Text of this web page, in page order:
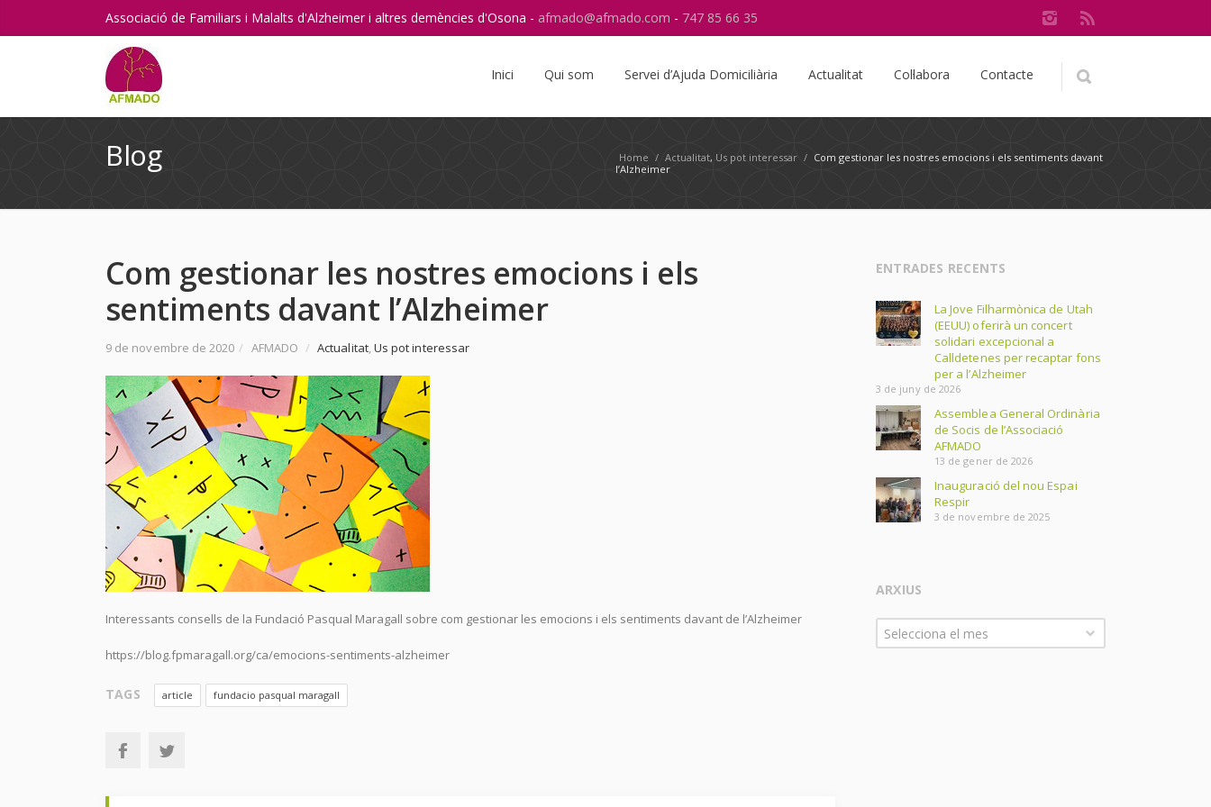
Associació de Familiars i Malalts d'Alzheimer i altres demències d'Osona - afmado@afmado.com - 747 85 66 35
Instagram
RSS
Inici Qui som Servei d’Ajuda Domiciliària Actualitat Col·labora Contacte
Home / Actualitat, Us pot interessar / Com gestionar les nostres emocions i els sentiments davant
l’Alzheimer
Blog
Com gestionar les nostres emocions i els
sentiments davant l’Alzheimer
9 de novembre de 2020 / AFMADO / Actualitat,Us pot interessar
Interessants consells de la Fundació Pasqual Maragall sobre com gestionar les emocions i els sentiments davant de l’Alzheimer
https://blog.fpmaragall.org/ca/emocions-sentiments-alzheimer
TAGS article fundacio pasqual maragall
ENTRADES RECENTS
La Jove Filharmònica de Utah
(EEUU) oferirà un concert
solidari excepcional a
Calldetenes per recaptar fons
per a l’Alzheimer
3 de juny de 2026
Assemblea General Ordinària
de Socis de l’Associació
AFMADO
13 de gener de 2026
Inauguració del nou Espai
Respir
3 de novembre de 2025
ARXIUS
Arxius
Selecciona el mes